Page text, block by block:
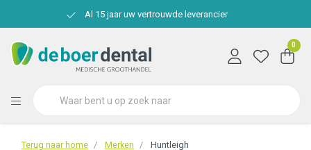
Al 15 jaar uw vertrouwde leverancier
0
Terug naar home Merken Huntleigh